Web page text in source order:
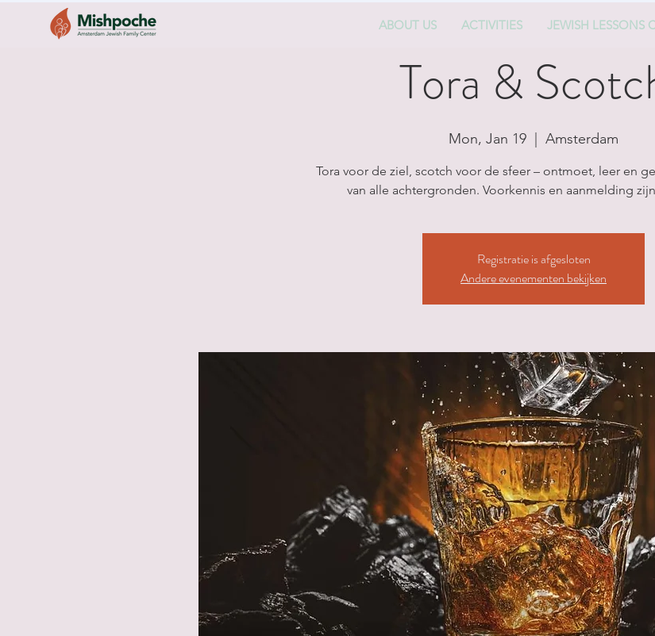
Tora &
Mon, Jan 19 Amsterdam
Tora voor de ziel, scotch voor de sfeer – ontmoet, leer en
van alle achtergronden. Voorkennis en aanmelding
Registratie is afgesloten
Andere evenementen bekijken
ABOUT US ACTIVITIES JEWISH LESSONS